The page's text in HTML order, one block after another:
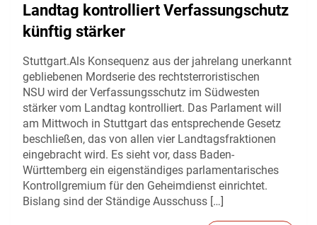
Landtag kontrolliert Verfassungschutz
künftig stärker
Stuttgart.Als Konsequenz aus der jahrelang unerkannt
gebliebenen Mordserie des rechtsterroristischen
NSU wird der Verfassungsschutz im Südwesten
stärker vom Landtag kontrolliert. Das Parlament will
am Mittwoch in Stuttgart das entsprechende Gesetz
beschließen, das von allen vier Landtagsfraktionen
eingebracht wird. Es sieht vor, dass Baden-
Württemberg ein eigenständiges parlamentarisches
Kontrollgremium für den Geheimdienst einrichtet.
Bislang sind der Ständige Ausschuss […]